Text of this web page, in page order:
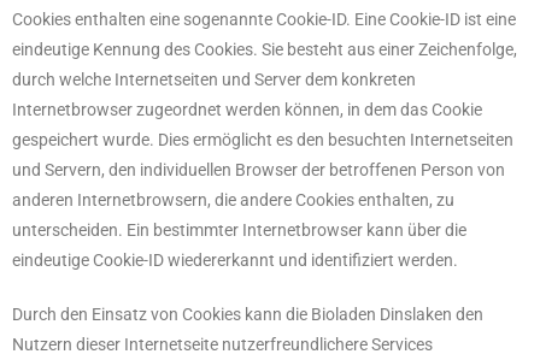
Cookies enthalten eine sogenannte Cookie-ID. Eine Cookie-ID ist eine
eindeutige Kennung des Cookies. Sie besteht aus einer Zeichenfolge,
durch welche Internetseiten und Server dem konkreten
Internetbrowser zugeordnet werden können, in dem das Cookie
gespeichert wurde. Dies ermöglicht es den besuchten Internetseiten
und Servern, den individuellen Browser der betroffenen Person von
anderen Internetbrowsern, die andere Cookies enthalten, zu
unterscheiden. Ein bestimmter Internetbrowser kann über die
eindeutige Cookie-ID wiedererkannt und identifiziert werden.
Durch den Einsatz von Cookies kann die Bioladen Dinslaken den
Nutzern dieser Internetseite nutzerfreundlichere Services